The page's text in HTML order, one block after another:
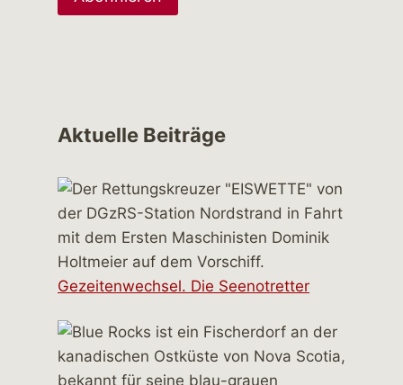
Aktuelle Beiträge
Gezeitenwechsel. Die Seenotretter